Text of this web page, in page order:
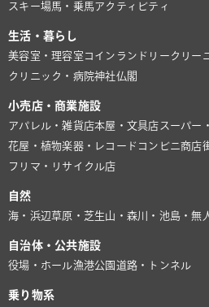
スキー場馬・乗馬アクティビティ
生活・暮らし
美容室・理容室 コインランドリー クリー
クリニック・病院神社仏閣
小売店・商業施設
アパレル・雑貨店本屋・文具店 スーパー
花屋・植物楽器・レコード コンビニ商店
フリマ・リサイクル店
自然
海・浜辺 草原・芝生山・森川・池島・無
自治体・公共施設
役場・ホール漁港公園 道路・トンネル
乗り物系